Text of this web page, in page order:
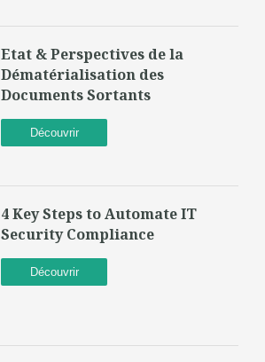
Etat & Perspectives de la
Dématérialisation des
Documents Sortants
Découvrir
4 Key Steps to Automate IT
Security Compliance
Découvrir